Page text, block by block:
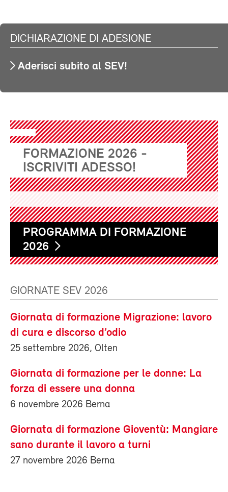
DICHIARAZIONE DI ADESIONE
Aderisci subito al SEV!
FORMAZIONE 2026 -
ISCRIVITI ADESSO!
PROGRAMMA DI FORMAZIONE
2026
GIORNATE SEV 2026
Giornata di formazione Migrazione: lavoro
di cura e discorso d’odio
25 settembre 2026, Olten
Giornata di formazione per le donne: La
forza di essere una donna
6 novembre 2026 Berna
Giornata di formazione Gioventù: Mangiare
sano durante il lavoro a turni
27 novembre 2026 Berna